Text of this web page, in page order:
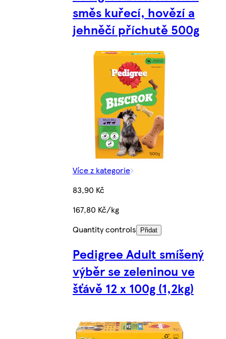
směs kuřecí, hovězí a
jehněčí příchutě 500g
Více z kategorie
83,90 Kč
167,80 Kč/kg
Quantity controls
Přidat
Pedigree Adult smíšený
výběr se zeleninou ve
šťávě 12 x 100g (1,2kg)